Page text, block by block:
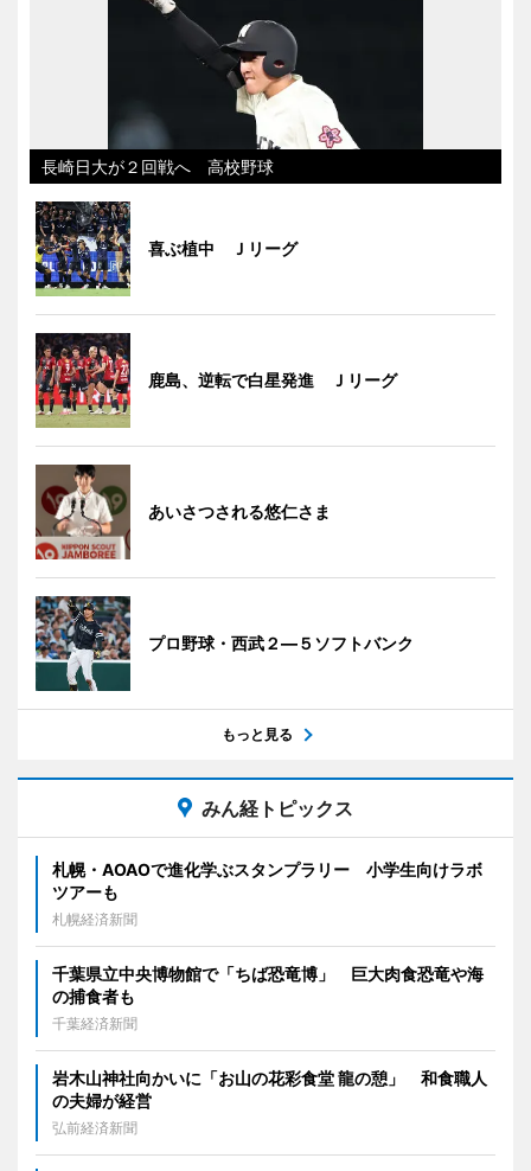
長崎日大が２回戦へ 高校野球
喜ぶ植中 Ｊリーグ
鹿島、逆転で白星発進 Ｊリーグ
あいさつされる悠仁さま
プロ野球・西武２―５ソフトバンク
もっと見る
みん経トピックス
札幌・AOAOで進化学ぶスタンプラリー 小学生向けラボ
ツアーも
札幌経済新聞
千葉県立中央博物館で「ちば恐竜博」 巨大肉食恐竜や海
の捕食者も
千葉経済新聞
岩木山神社向かいに「お山の花彩食堂 龍の憩」 和食職人
の夫婦が経営
弘前経済新聞